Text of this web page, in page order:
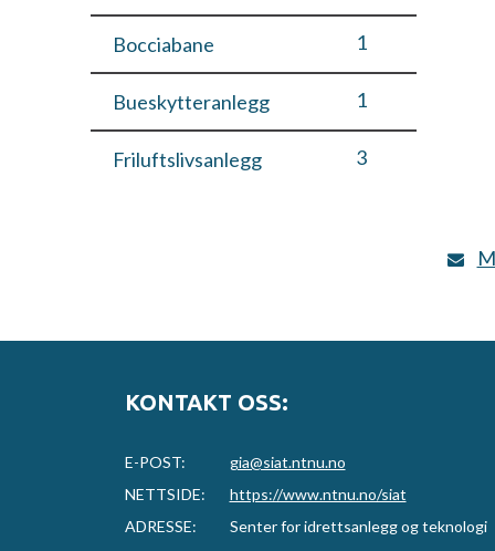
Bocciabane 1
Bueskytteranlegg 1
Friluftslivsanlegg 3
Klubbhus 1
KONTAKT OSS:
E-POST:
gia@siat.ntnu.no
NETTSIDE:
https://www.ntnu.no/siat
ADRESSE:
Senter for idrettsanlegg og teknologi